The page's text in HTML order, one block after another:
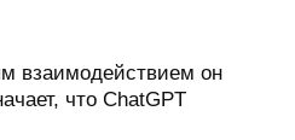
взаимодействием он
что ChatGPT